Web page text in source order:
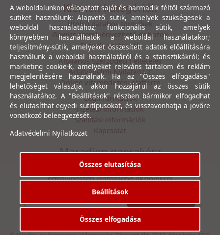
Kiemelt kategóriák
Utolsó darabos termékek
Gewiss szerelvényezhető dobozok
Csövek, csatornák
Általános Szerződési Feltételek
Adatvédelmi Nyilatkozat
Online vitarendezési platform
Céginformációk
Fizetési információk
Szállítási információk
Kapcsolat
Maradjon naprakész
Íratkozzon fel hírlevelünkre, hogy első kézből
értesülhessen legfrissebb akcióinkról
Elfogadom azAdatvédelmi Nyilatkozat
A weboldalunkon válogatott saját és harmadik féltől származó
sütiket használunk: Alapvető sütik, amelyek szükségesek a
weboldal használatához; funkcionális sütik, amelyek
könnyebben használhatók a weboldal használatakor;
teljesítmény-sütik, amelyeket összesített adatok előállítására
használunk a weboldal használatáról és a statisztikákról; és
marketing cookie-k, amelyeket releváns tartalom és reklám
megjelenítésére használnak. Ha az "Összes elfogadása"
lehetőséget választja, akkor hozzájárul az összes sütik
használatához. A "Beállítások" részben bármikor elfogadhat
és elutasíthat egyedi sütitípusokat, és visszavonhatja a jövőre
vonatkozó beleegyezését.
Adatvédelmi Nyilatkozat
Összes elutasítása
Beállítások
Összes elfogadása